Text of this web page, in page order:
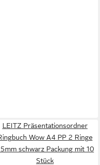
LEITZ Präsentationsordner
Wow A4 PP 2 Ringe
schwarz Packung mit 10
Stück